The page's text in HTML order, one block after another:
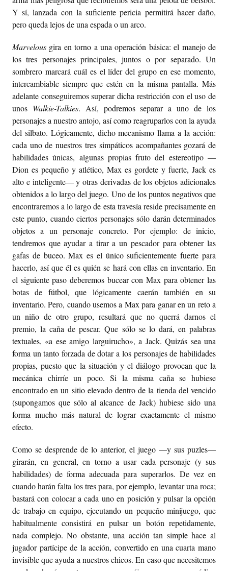
Y sí, lanzada con la suficiente pericia permitirá hacer daño,
pero queda lejos de una espada o un arco.
Marvelous gira en torno a una operación básica: el manejo de
los tres personajes principales, juntos o por separado. Un
sombrero marcará cuál es el líder del grupo en ese momento,
intercambiable siempre que estén en la misma pantalla. Más
adelante conseguiremos superar dicha restricción con el uso de
unos Walkie-Talkies. Así, podremos separar a uno de los
personajes a nuestro antojo, así como reagruparlos con la ayuda
del silbato. Lógicamente, dicho mecanismo llama a la acción:
cada uno de nuestros tres simpáticos acompañantes gozará de
habilidades únicas, algunas propias fruto del estereotipo —
Dion es pequeño y atlético, Max es gordete y fuerte, Jack es
alto e inteligente— y otras derivadas de los objetos adicionales
obtenidos a lo largo del juego. Uno de los puntos negativos que
encontraremos a lo largo de esta travesía reside precisamente en
este punto, cuando ciertos personajes sólo darán determinados
objetos a un personaje concreto. Por ejemplo: de inicio,
tendremos que ayudar a tirar a un pescador para obtener las
gafas de buceo. Max es el único suficientemente fuerte para
hacerlo, así que él es quién se hará con ellas en inventario. En
el siguiente paso deberemos bucear con Max para obtener las
botas de fútbol, que lógicamente caerán también en su
inventario. Pero, cuando usemos a Max para ganar en un reto a
un niño de otro grupo, resultará que no querrá darnos el
premio, la caña de pescar. Que sólo se lo dará, en palabras
textuales, «a ese amigo larguirucho», a Jack. Quizás sea una
forma un tanto forzada de dotar a los personajes de habilidades
propias, puesto que la situación y el diálogo provocan que la
mecánica chirríe un poco. Si la misma caña se hubiese
encontrado en un sitio elevado dentro de la tienda del vencido
(supongamos que sólo al alcance de Jack) hubiese sido una
forma mucho más natural de lograr exactamente el mismo
efecto.
Como se desprende de lo anterior, el juego —y sus puzles—
girarán, en general, en torno a usar cada personaje (y sus
habilidades) de forma adecuada para superarlos. De vez en
cuando harán falta los tres para, por ejemplo, levantar una roca;
bastará con colocar a cada uno en posición y pulsar la opción
de trabajo en equipo, ejecutando un pequeño minijuego, que
habitualmente consistirá en pulsar un botón repetidamente,
nada complejo. No obstante, una acción tan simple hace al
jugador partícipe de la acción, convertido en una cuarta mano
invisible que ayuda a nuestros chicos. En caso que necesitemos